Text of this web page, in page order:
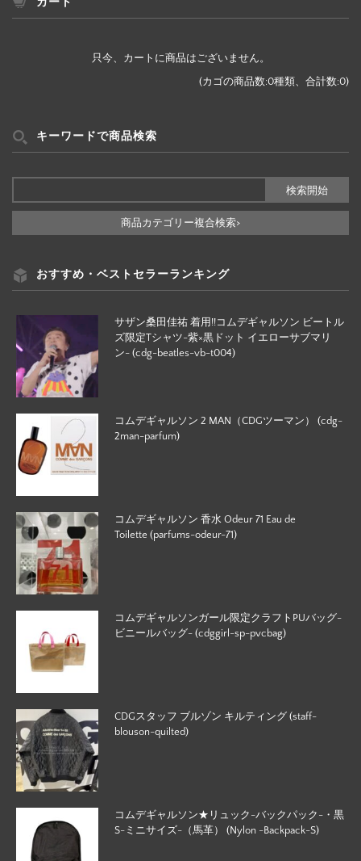
検
カート
只今、カートに商品はございません。
(カゴの商品数:0種類、合計数:0)
キーワードで商品検索
商品カテゴリー複合検索>
おすすめ・ベストセラーランキング
サザン桑田佳祐 着用!!コムデギャルソン ビートル
ズ限定Tシャツ-紫×黒ドット イエローサブマリ
ン- (cdg-beatles-vb-t004)
コムデギャルソン 2 MAN（CDGツーマン） (cdg-
2man-parfum)
コムデギャルソン 香水 Odeur 71 Eau de
Toilette (parfums-odeur-71)
コムデギャルソンガール限定クラフトPUバッグ-
ビニールバッグ- (cdggirl-sp-pvcbag)
CDGスタッフ ブルゾン キルティング (staff-
blouson-quilted)
コムデギャルソン★リュック-バックパック-・黒
S-ミニサイズ-（馬革） (Nylon -Backpack-S)